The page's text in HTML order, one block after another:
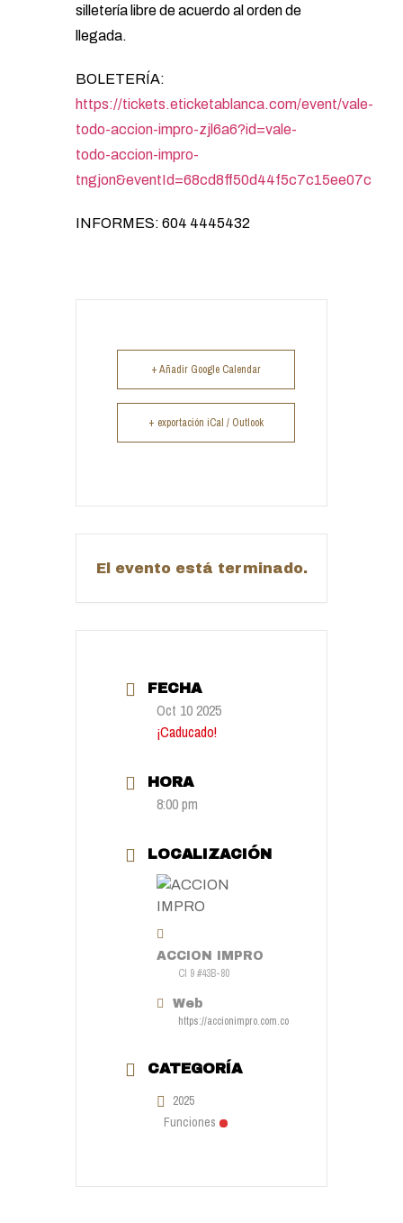
silletería libre de acuerdo al orden de
llegada.
BOLETERÍA:
https://tickets.eticketablanca.com/event/vale-
todo-accion-impro-zjl6a6?id=vale-
todo-accion-impro-
tngjon&eventId=68cd8ff50d44f5c7c15ee07c
INFORMES: 604 4445432
+ Añadir Google Calendar
+ exportación iCal / Outlook
El evento está terminado.
FECHA
Oct 10 2025
¡Caducado!
HORA
8:00 pm
LOCALIZACIÓN
ACCION IMPRO
Cl 9 #43B-80
Web
https://accionimpro.com.co
CATEGORÍA
2025
Funciones